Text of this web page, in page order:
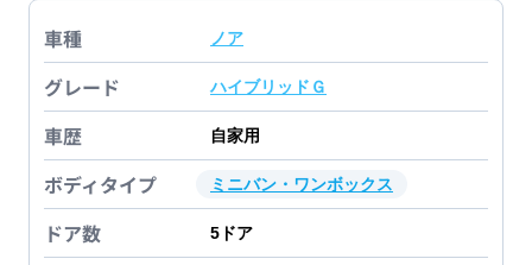
車種 ノア
グレード ハイブリッドＧ
車歴 自家用
ボディタイプ ミニバン・ワンボックス
ドア数 5 ドア